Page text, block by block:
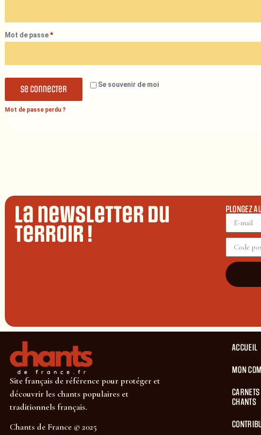
Mot de passe*
Se souvenir de moi
Se connecter
Mot de passe perdu ?
La newsletter du
terroir !
PLONGEZ
Site français de référence pour protéger et
découvrir les chants populaires et
traditionnels français.
Chants de France © 2025
ACCUEIL
MON
CHANTS